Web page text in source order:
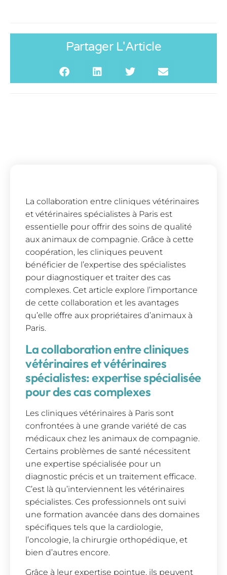
Partager L'Article
La collaboration entre cliniques vétérinaires
et vétérinaires spécialistes à Paris est
essentielle pour offrir des soins de qualité
aux animaux de compagnie. Grâce à cette
coopération, les cliniques peuvent
bénéficier de l’expertise des spécialistes
pour diagnostiquer et traiter des cas
complexes. Cet article explore l’importance
de cette collaboration et les avantages
qu’elle offre aux propriétaires d’animaux à
Paris.
La collaboration entre cliniques
vétérinaires et vétérinaires
spécialistes: expertise spécialisée
pour des cas complexes
Les cliniques vétérinaires à Paris sont
confrontées à une grande variété de cas
médicaux chez les animaux de compagnie.
Certains problèmes de santé nécessitent
une expertise spécialisée pour un
diagnostic précis et un traitement efficace.
C’est là qu’interviennent les vétérinaires
spécialistes. Ces professionnels ont suivi
une formation avancée dans des domaines
spécifiques tels que la cardiologie,
l’oncologie, la chirurgie orthopédique, et
bien d’autres encore.
Grâce à leur expertise pointue, ils peuvent